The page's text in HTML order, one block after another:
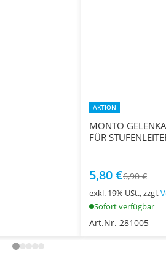
AKTION
MONTO
FÜR
5,80 €6,90 €
exkl. 19% USt., zzgl.
Sofort verfügbar
Art.Nr. 281005